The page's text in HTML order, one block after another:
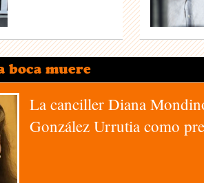
boca muere
La canciller Diana
González Urrutia como